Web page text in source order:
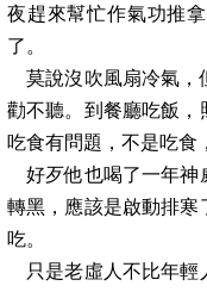
夜趕來幫忙作氣功推
了。
莫說沒吹風扇冷氣，
勸不聽。到餐廳吃飯，
吃食有問題，不是吃食
好歹他也喝了一年神
轉黑，應該是啟動排寒
吃。
只是老虛人不比年輕